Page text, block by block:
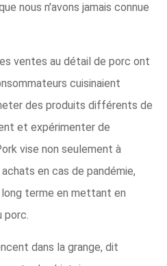
nous n'avons jamais connue
ventes au détail de porc ont
cuisinaient
des produits différents de
et expérimenter de
vise non seulement à
en cas de pandémie,
long terme en mettant en
porc.
dans la grange, dit